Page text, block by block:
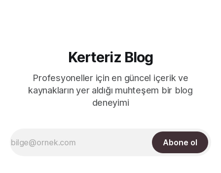
Kerteriz Blog
Profesyoneller için en güncel içerik ve
kaynakların yer aldığı muhteşem bir blog
deneyimi
Abone ol